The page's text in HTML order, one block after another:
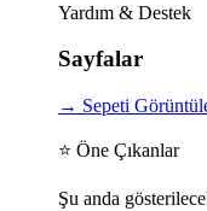
Yardım & Destek
Sayfalar
→ Sepeti
⭐ Öne Çıkanlar
Şu anda